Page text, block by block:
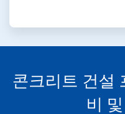
콘크리트 건설
비